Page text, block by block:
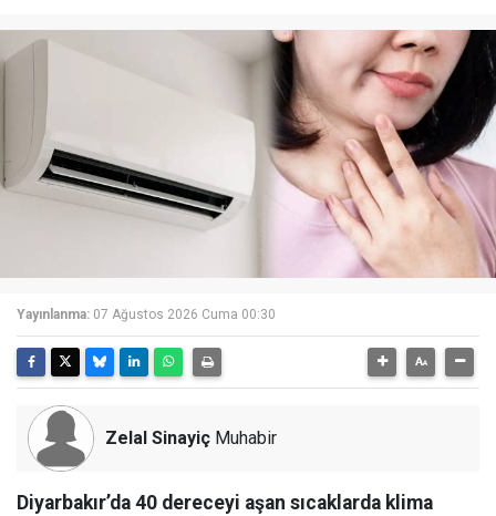
Yayınlanma: 07 Ağustos 2026 Cuma 00:30
Zelal Sinayiç Muhabir
Diyarbakır’da 40 dereceyi aşan sıcaklarda klima